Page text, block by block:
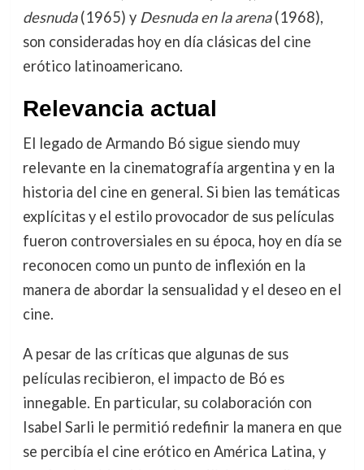
desnuda(1965) y Desnuda en la arena(1968),
son consideradas hoy en día clásicas del cine
erótico latinoamericano.
Relevancia actual
El legado de Armando Bó sigue siendo muy
relevante en la cinematografía argentina y en la
historia del cine en general. Si bien las temáticas
explícitas y el estilo provocador de sus películas
fueron controversiales en su época, hoy en día se
reconocen como un punto de inflexión en la
manera de abordar la sensualidad y el deseo en el
cine.
A pesar de las críticas que algunas de sus
películas recibieron, el impacto de Bó es
innegable. En particular, su colaboración con
Isabel Sarli le permitió redefinir la manera en que
se percibía el cine erótico en América Latina, y